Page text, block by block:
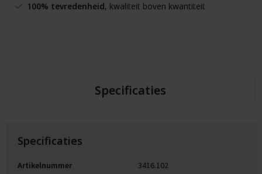
100% tevredenheid, kwaliteit boven kwantiteit
Specificaties
Specificaties
Artikelnummer 3416.102